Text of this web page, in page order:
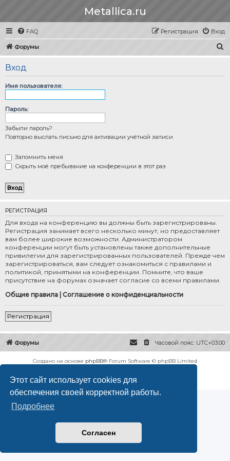
Этот сайт использует cookies для
обеспечения своей корректной работы.
Подробнее
Согласен
Metallica.ru
FAQ Вход
Регистрация
Форумы
Вход
Имя пользователя:
Пароль:
Забыли пароль?
Повторно выслать письмо для активации учётной записи
Запомнить меня
Скрыть моё пребывание на конференции в этот раз
РЕГИСТРАЦИЯ
Для входа на конференцию вы должны быть зарегистрированы.
Регистрация занимает всего несколько минут, но предоставляет
вам более широкие возможности. Администратором
конференции могут быть установлены также дополнительные
привилегии для зарегистрированных пользователей. Прежде чем
зарегистрироваться, вам следует ознакомиться с правилами и
политикой, принятыми на конференции. Помните, что ваше
присутствие на форумах означает согласие со всеми правилами.
Общие правила Соглашение о конфиденциальности
Регистрация
Форумы Часовой пояс: UTC+03:00
Создано на основе phpBB® Forum Software © phpBB Limited
Конфиденциальность|Правила